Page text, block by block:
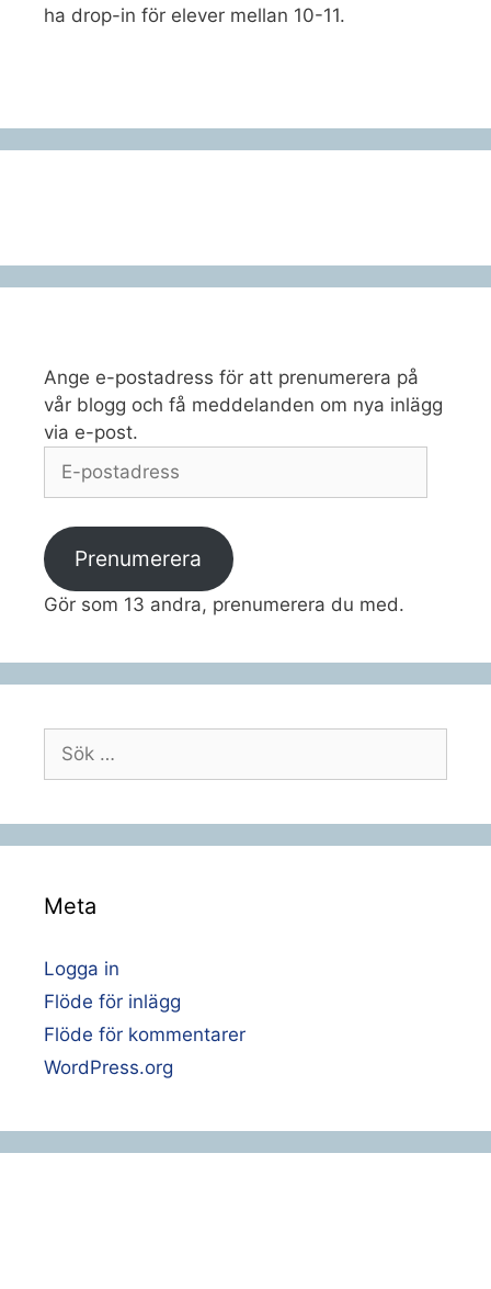
ha drop-in för elever mellan 10-11.
Ange e-postadress för att prenumerera på
vår blogg och få meddelanden om nya inlägg
via e-post.
postadress
Prenumerera
Gör som 13 andra, prenumerera du med.
Sök
efter:
Meta
Logga in
Flöde för inlägg
Flöde för kommentarer
WordPress.org